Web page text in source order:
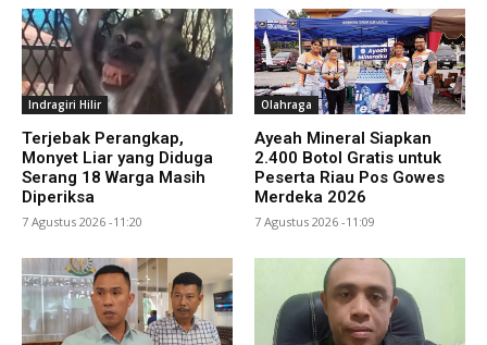
Indragiri Hilir
Terjebak Perangkap,
Monyet Liar yang Diduga
Serang 18 Warga Masih
Diperiksa
7 Agustus 2026 -11:20
Olahraga
Ayeah Mineral Siapkan
2.400 Botol Gratis untuk
Peserta Riau Pos Gowes
Merdeka 2026
7 Agustus 2026 -11:09